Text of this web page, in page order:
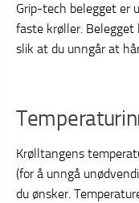
Grip-tech belegget er
faste krøller.
slik at du unngår at
Krølltangens
(for å unngå
du ønsker.